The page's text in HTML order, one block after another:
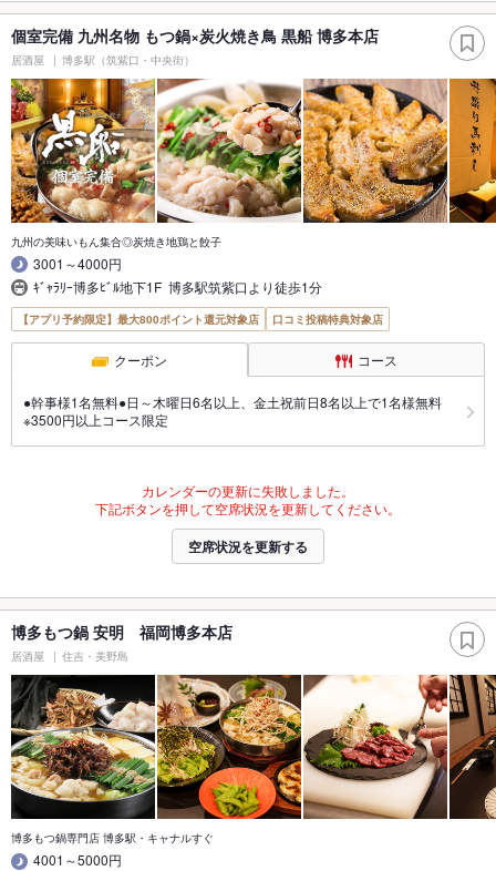
個室完備 九州名物 もつ鍋×炭火焼き鳥 黒船 博多本店
居酒屋 博多駅（筑紫口・中央街）
九州の美味いもん集合◎炭焼き地鶏と餃子
3001～4000円
ｷﾞｬﾗﾘｰ博多ﾋﾞﾙ地下1F 博多駅筑紫口より徒歩1分
【アプリ予約限定】最大800ポイント還元対象店 口コミ投稿特典対象店
クーポン コース
●幹事様1名無料●日～木曜日6名以上、金土祝前日8名以上で1名様無料
※3500円以上コース限定
カレンダーの更新に失敗しました。
下記ボタンを押して空席状況を更新してください。
空席状況を更新する
博多もつ鍋 安明 福岡博多本店
居酒屋 住吉・美野島
博多もつ鍋専門店 博多駅・キャナルすぐ
4001～5000円